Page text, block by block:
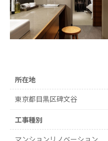
所在地
東京都目黒区碑文谷
工事種別